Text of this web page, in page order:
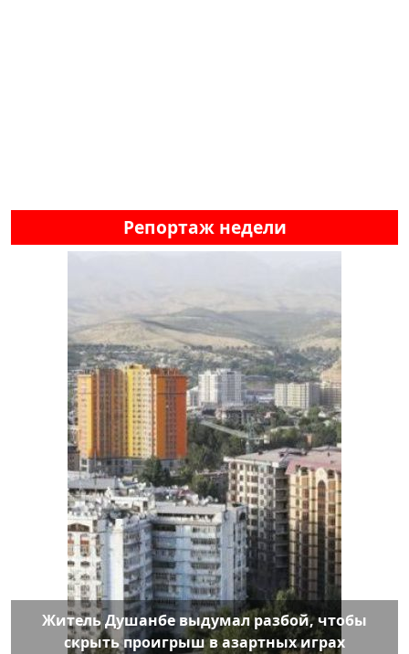
Репортаж недели
Житель Душанбе выдумал разбой, чтобы
скрыть проигрыш в азартных играх